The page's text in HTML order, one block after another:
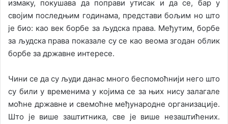
измаку, покушава да поправи утисак и да се, бар у
својим последњим годинама, представи бољим но што
је био: као век борбе за људска права. Међутим, борбе
за људска права показале су се као веома згодан облик
борбе за државне интересе.
Чини се да су људи данас много беспомоћнији него што
су били у временима у којима се за њих нису залагале
моћне државне и свемоћне међународне организације.
Што је више заштитника, све је више незаштићених.